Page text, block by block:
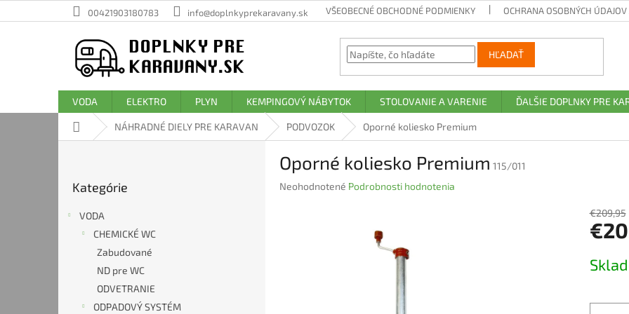
na
00421903180783 info@doplnkyprekaravany.sk VŠEOBECNÉ OBCHODNÉ PODMIENKY OCHRANA OSOBNÝCH ÚDAJOV
HĽADAŤ
VODA ELEKTRO PLYN KEMPINGOVÝ NÁBYTOK STOLOVANIE A VARENIE ĎALŠIE DOPLNKY PRE
DomovNÁHRADNÉ DIELY PRE KARAVAN PODVOZOK Oporné koliesko Premium
kategórie
Kategórie
VODA
CHEMICKÉ WC
Zabudované
ND pre WC
ODVETRANIE
ODPADOVÝ SYSTÉM
Oporné koliesko Premium 115/011
Priemerné
Neohodnotené Podrobnosti hodnotenia
€209,95
cena: